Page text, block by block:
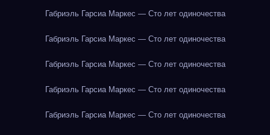
Габриэль Гарсиа Маркес — Сто лет одиночества
Габриэль Гарсиа Маркес — Сто лет одиночества
Габриэль Гарсиа Маркес — Сто лет одиночества
Габриэль Гарсиа Маркес — Сто лет одиночества
Габриэль Гарсиа Маркес — Сто лет одиночества